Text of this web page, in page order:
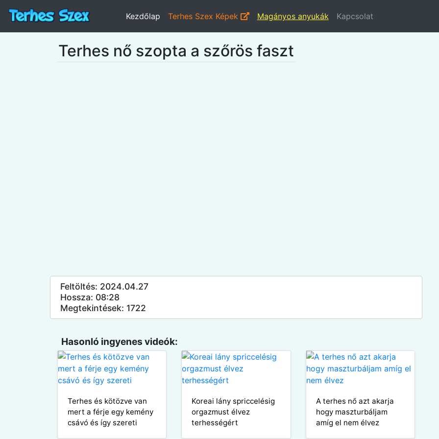
Kezdőlap Terhes Szex Képek Magányos anyukák Kapcsolat
Terhes nő szopta a szőrös faszt
Feltöltés: 2024.04.27
Hossza: 08:28
Megtekintések: 1722
Hasonló ingyenes videók:
Terhes és kötözve van
mert a férje egy kemény
csávó és így szereti
Koreai lány spriccelésig
orgazmust élvez
terhességért
A terhes nő azt akarja
hogy maszturbáljam
amíg el nem élvez